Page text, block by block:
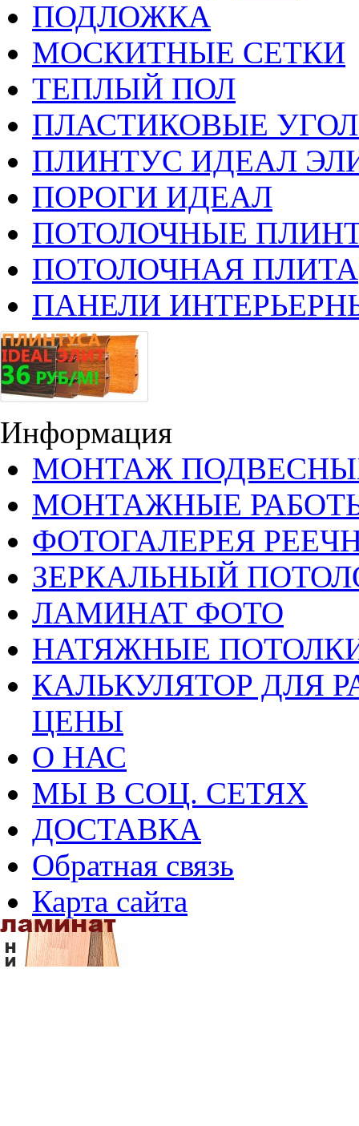
ПОДЛОЖКА
МОСКИТНЫЕ СЕТКИ
ТЕПЛЫЙ ПОЛ
ПЛАСТИКОВЫЕ
ПЛИНТУС ИДЕАЛ
ПОРОГИ ИДЕАЛ
ПОТОЛОЧНЫЕ
ПОТОЛОЧНАЯ ПЛИТА
ПАНЕЛИ
Информация
МОНТАЖ ПОДВЕСНЫХ
МОНТАЖНЫЕ
ФОТОГАЛЕРЕЯ
ЗЕРКАЛЬНЫЙ
ЛАМИНАТ ФОТО
НАТЯЖНЫЕ
КАЛЬКУЛЯТОР ДЛЯ
ЦЕНЫ
О НАС
МЫ В СОЦ. СЕТЯХ
ДОСТАВКА
Обратная связь
Карта сайта